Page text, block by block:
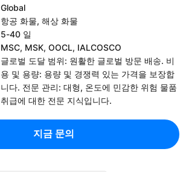
Global
항공 화물, 해상 화물
5-40 일
MSC, MSK, OOCL, IALCOSCO
글로벌 도달 범위: 원활한 글로벌 방문 배송. 비
용 및 용량: 용량 및 경쟁력 있는 가격을 보장합
니다. 전문 관리: 대형, 온도에 민감한 위험 물품
취급에 대한 전문 지식입니다.
지금 문의